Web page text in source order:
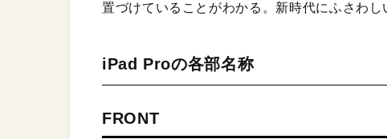
置づけていることがわかる。新時代にふさわし
iPad Proの各部名称
FRONT